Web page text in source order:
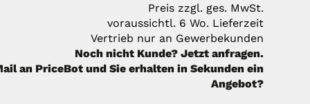
Preis zzgl. ges. MwSt.
voraussichtl. 6 Wo. Lieferzeit
Vertrieb nur an Gewerbekunden
Noch nicht Kunde? Jetzt anfragen.
an PriceBot und Sie erhalten in Sekunden ein
Angebot?